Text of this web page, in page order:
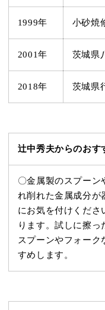
1999年 小砂焼
2001年 茨城県
2018年 茨城県
辻中秀夫からのおす
〇金属製のスプーン
れ削れた金属成分が
にお気を付けくださ
ります。試しに擦っ
スプーンやフォーク
すめします。